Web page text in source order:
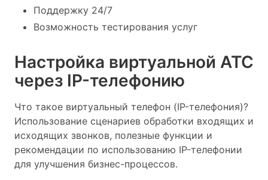
Поддержку 24/7
Возможность тестирования услуг
Настройка виртуальной АТС
через IP-телефонию
Что такое виртуальный телефон (IP-телефония)?
Использование сценариев обработки входящих и
исходящих звонков, полезные функции и
рекомендации по использованию IP-телефонии
для улучшения бизнес-процессов.